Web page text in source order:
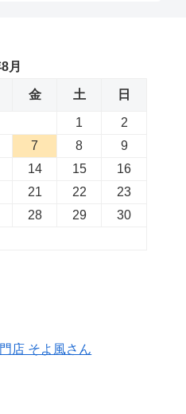
月
金 土 日
1
2
7 8
9
14 15
16
21 22
23
28 29
30
店 そよ風さん